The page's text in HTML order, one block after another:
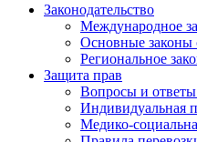
Законодательство
Международное
Основные законы
Региональное
Защита прав
Вопросы и
Индивидуальная
Медико-